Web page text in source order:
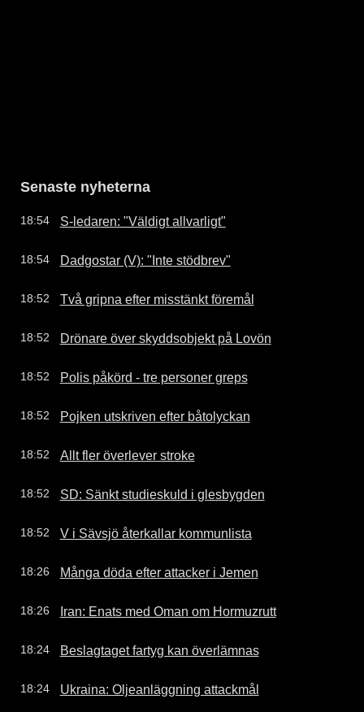
Senaste nyheterna
18:54 S-ledaren: "Väldigt allvarligt"
18:54 Dadgostar (V): "Inte stödbrev"
18:52 Två gripna efter misstänkt föremål
18:52 Drönare över skyddsobjekt på Lovön
18:52 Polis påkörd - tre personer greps
18:52 Pojken utskriven efter båtolyckan
18:52 Allt fler överlever stroke
18:52 SD: Sänkt studieskuld i glesbygden
18:52 V i Sävsjö återkallar kommunlista
18:26 Många döda efter attacker i Jemen
18:26 Iran: Enats med Oman om Hormuzrutt
18:24 Beslagtaget fartyg kan överlämnas
18:24 Ukraina: Oljeanläggning attackmål